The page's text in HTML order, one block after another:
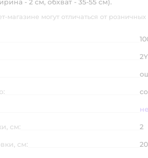
- 2 см, обхват - 35-55 см).
магазине могут отличаться от розничных
см:
2
см:
20